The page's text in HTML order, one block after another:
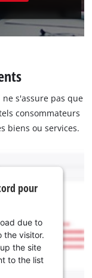
s'assure pas que
consommateurs
biens ou services.
pour
due to
the visitor.
the site
to the list